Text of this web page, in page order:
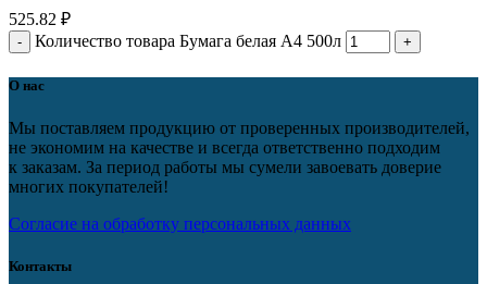
525.82 ₽
Количество товара Бумага белая А4 500л
О нас
Мы поставляем продукцию от проверенных производителей,
не экономим на качестве и всегда ответственно подходим
к заказам. За период работы мы сумели завоевать доверие
многих покупателей!
Согласие на обработку персональных данных
Контакты